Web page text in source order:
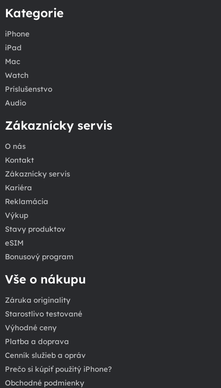
Kategorie
iPhone
iPad
Mac
Watch
Príslušenstvo
Audio
Zákaznícky servis
O nás
Kontakt
Zákaznícky servis
Kariéra
Reklamácia
Výkup
Stavy produktov
eSIM
Bonusový program
Vše o nákupu
Záruka originality
Starostlivo testované
Výhodné ceny
Platba a doprava
Cenník služieb a opráv
Prečo si kúpiť použitý iPhone?
Obchodné podmienky